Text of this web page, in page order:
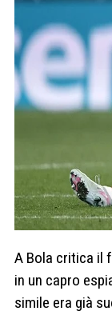
A Bola critica il
in un capro
simile era già